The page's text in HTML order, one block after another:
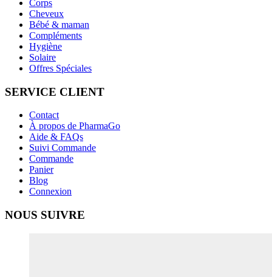
Corps
Cheveux
Bébé & maman
Compléments
Hygiène
Solaire
Offres Spéciales
SERVICE CLIENT
Contact
À propos de PharmaGo
Aide & FAQs
Suivi Commande
Commande
Panier
Blog
Connexion
NOUS SUIVRE